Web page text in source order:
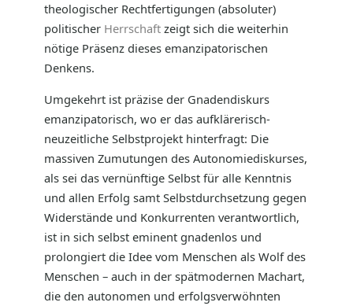
theologischer Rechtfertigungen (absoluter)
politischer Herrschaft zeigt sich die weiterhin
nötige Präsenz dieses emanzipatorischen
Denkens.
Umgekehrt ist präzise der Gnadendiskurs
emanzipatorisch, wo er das aufklärerisch-
neuzeitliche Selbstprojekt hinterfragt: Die
massiven Zumutungen des Autonomiediskurses,
als sei das vernünftige Selbst für alle Kenntnis
und allen Erfolg samt Selbstdurchsetzung gegen
Widerstände und Konkurrenten verantwortlich,
ist in sich selbst eminent gnadenlos und
prolongiert die Idee vom Menschen als Wolf des
Menschen – auch in der spätmodernen Machart,
die den autonomen und erfolgsverwöhnten